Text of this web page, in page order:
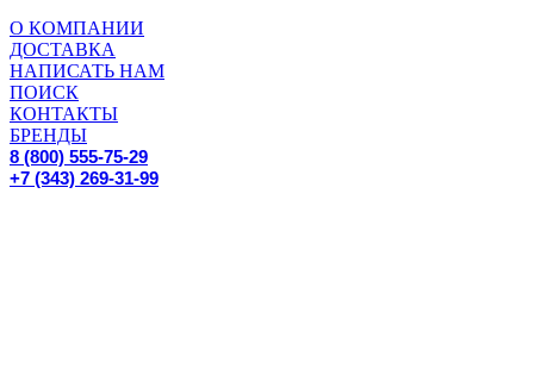
О КОМПАНИИ
ДОСТАВКА
НАПИСАТЬ НАМ
ПОИСК
КОНТАКТЫ
БРЕНДЫ
8 (800) 555-75-29
+7 (343) 269-31-99